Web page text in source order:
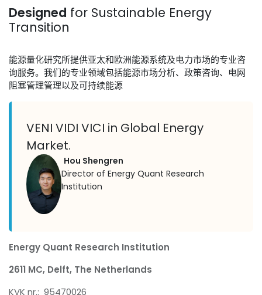
Designed for Sustainable Energy
Transition
能源量化研究所提供亚太和欧洲能源系统及电力市场的专业咨
询服务。我们的专业领域包括能源市场分析、政策咨询、电网
阻塞管理管理以及可持续能源
VENI VIDI VICI in Global Energy
Market.
Hou Shengren
Director of Energy Quant Research
Institution
Energy Quant Research Institution
2611 MC, Delft, The Netherlands
KVK nr.: 95470026